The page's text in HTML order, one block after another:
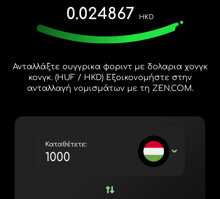
España (Español)
France (Français)
Italia (Italiano)
Κύπρος (Ελληνικά)
Malta (English)
Norge (Norsk bokmål)
Κάρτες και προγράμματα
Προγραμματιστές
ΔΩΡΕΆΝ ΔΟΚΙΜΉ
ΚΈΝΤΡΟ ΒΟΉΘΕΙΑΣ
0.024867 HKD
Ανταλλάξτε ουγγρικα φοριντ με δολαρια χονγκ
κονγκ. (HUF / HKD) Εξοικονομήστε στην
ανταλλαγή νομισμάτων με τη ZEN.COM.
Καταθέτετε: